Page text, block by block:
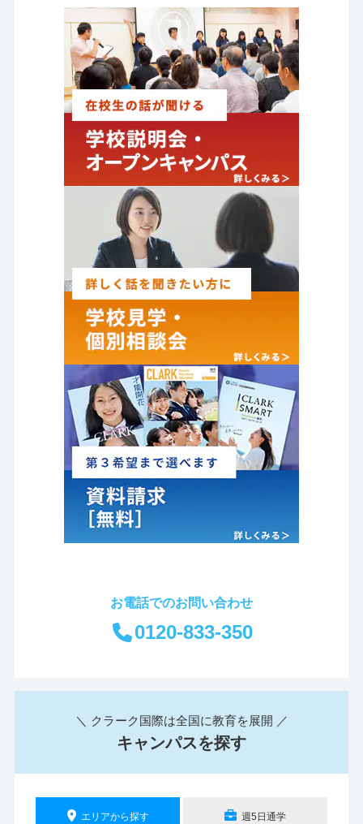
お電話でのお問い合わせ
0120-833-350
＼ クラーク国際は全国に教育を展開 ／
キャンパスを探す
エリアから探す 週5日通学